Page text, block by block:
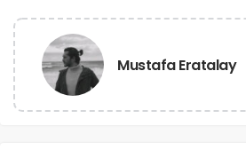
Mustafa Eratalay